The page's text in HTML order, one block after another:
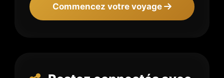
Commencez votre voyage